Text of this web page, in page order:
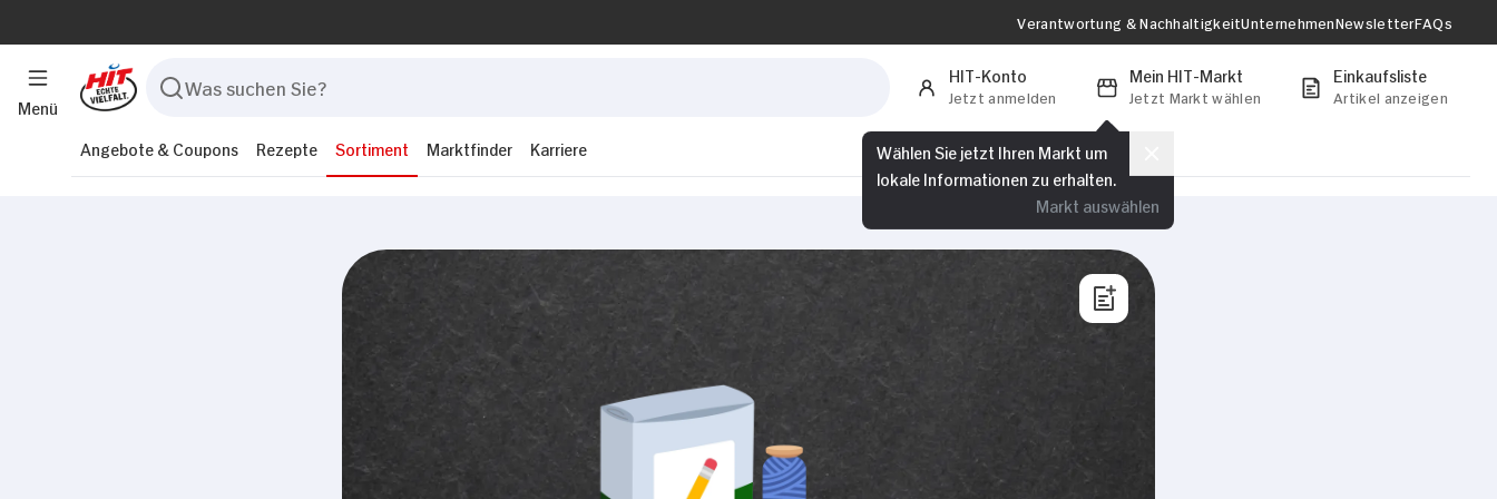
Menü
Verantwortung & NachhaltigkeitUnternehmenNewsletterFAQs
HIT-Konto
Jetzt anmelden
Mein HIT-Markt
Jetzt Markt wählen
Wählen Sie jetzt Ihren Markt um
lokale Informationen zu erhalten.
Markt auswählen
Einkaufsliste
Artikel anzeigen
Angebote & Coupons Rezepte Sortiment Marktfinder Karriere